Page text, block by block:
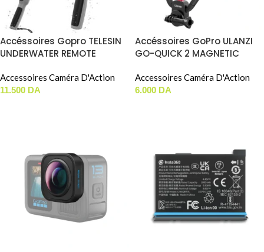
Accéssoires Gopro TELESIN
UNDERWATER REMOTE
001)
Accessoires Caméra D'Action
11.500 DA
Accéssoires GoPro ULANZI
GO-QUICK 2 MAGNETIC
Accessoires Caméra D'Action
6.000 DA